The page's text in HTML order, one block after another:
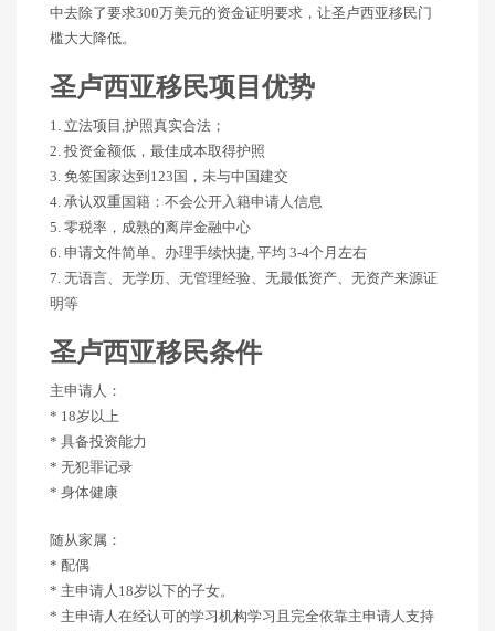
中去除了要求300万美元的资金证明要求，让圣卢西亚移民门
槛大大降低。
圣卢西亚移民项目优势
1. 立法项目,护照真实合法；
2. 投资金额低，最佳成本取得护照
3. 免签国家达到123国，未与中国建交
4. 承认双重国籍：不会公开入籍申请人信息
5. 零税率，成熟的离岸金融中心
6. 申请文件简单、办理手续快捷, 平均 3-4个月左右
7. 无语言、无学历、无管理经验、无最低资产、无资产来源证
明等
圣卢西亚移民条件
主申请人：
* 18岁以上
* 具备投资能力
* 无犯罪记录
* 身体健康
随从家属：
* 配偶
* 主申请人18岁以下的子女。
* 主申请人在经认可的学习机构学习且完全依靠主申请人支持